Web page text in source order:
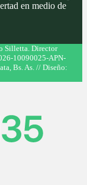
en medio de
Silletta. Director
10090025-APN-
Bs. As. // Diseño: